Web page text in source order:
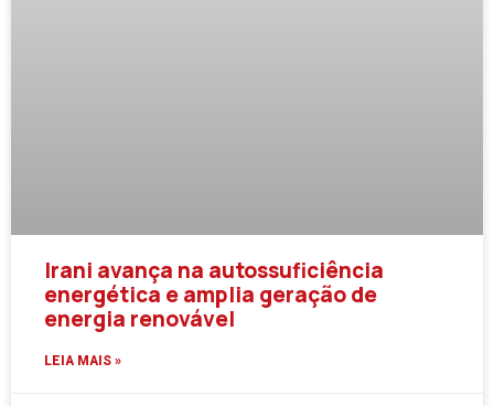
Irani avança na autossuficiência
energética e amplia geração de
energia renovável
LEIA MAIS »